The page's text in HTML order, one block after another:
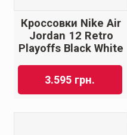
Кроссовки Nike Air
Jordan 12 Retro
Playoffs Black White
3.595 грн.